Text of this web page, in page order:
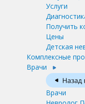
Услуги
Получить
Цены
Детская
Комплексные
Врачи
Врачи